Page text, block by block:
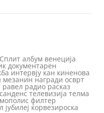
Сплит албум венеција
документарен
интервју кан киненова
мезанин награди осврт
равел радио расказ
санденс телевизија телма
филтер
јубилеј ќорвезироска